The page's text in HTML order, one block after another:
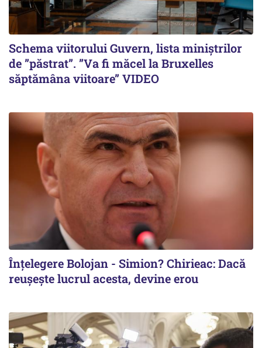
Schema viitorului Guvern, lista miniștrilor
de ”păstrat”. ”Va fi măcel la Bruxelles
săptămâna viitoare” VIDEO
Înțelegere Bolojan - Simion? Chirieac: Dacă
reușește lucrul acesta, devine erou